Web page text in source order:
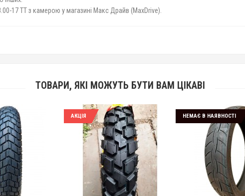
типу асфальт. Застосовується на різні моделі японських та китайських
ТОВАРИ, ЯКІ МОЖУТЬ БУТИ ВАМ ЦІКАВІ
АКЦІЯ НЕМАЄ В НАЯВНОСТІ